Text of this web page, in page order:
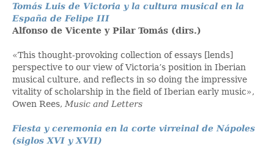
Tomás Luis de Victoria y la cultura musical en la
España de Felipe III
Alfonso de Vicente y Pilar Tomás (dirs.)
«This thought-provoking collection of essays [lends]
perspective to our view of Victoria’s position in Iberian
musical culture, and reflects in so doing the impressive
vitality of scholarship in the field of Iberian early music»,
Owen Rees, Music and Letters
Fiesta y ceremonia en la corte virreinal de Nápoles
(siglos XVI y XVII)